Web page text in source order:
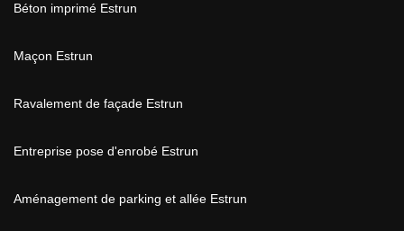
Béton imprimé Estrun
Maçon Estrun
Ravalement de façade Estrun
Entreprise pose d'enrobé Estrun
Aménagement de parking et allée Estrun